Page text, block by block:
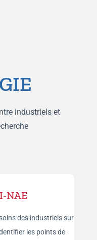
industriels et
NAE
des industriels sur
les points de